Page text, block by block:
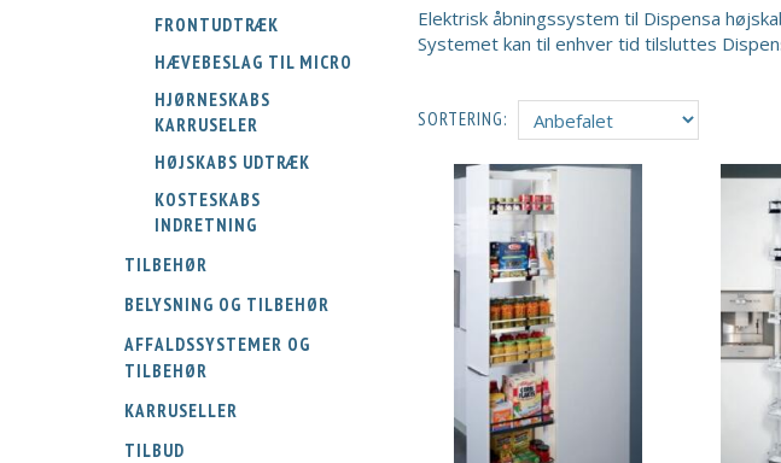
FRONTUDTRÆK
HÆVEBESLAG TIL MICRO
HJØRNESKABS
KARRUSELER
HØJSKABS UDTRÆK
KOSTESKABS
INDRETNING
TILBEHØR
BELYSNING OG TILBEHØR
AFFALDSSYSTEMER OG
TILBEHØR
KARRUSELLER
TILBUD
Elektrisk åbningssystem til Dispensa
Systemet kan til enhver tid tilsluttes
SORTERING: